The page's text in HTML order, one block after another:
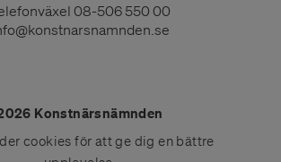
08-506 550 00
Konstnärsnämnden
cookies för att ge dig en bättre